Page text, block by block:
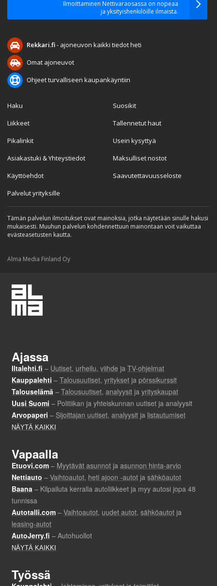
Ilmoittaminen Nettivaraosassa on nopeaa
ja yksityishenkilöille ilmaista.
Rekkari.fi- ajoneuvon kaikki tiedot heti
Omat ajoneuvot
Ohjeet turvalliseen kaupankäyntiin
Haku
Liikkeet
Pikalinkit
Asiakastuki & Yhteystiedot
Käyttöehdot
Palvelut yrityksille
Suosikit
Tallennetut haut
Usein kysyttyä
Maksulliset nostot
Saavutettavuusseloste
Tämän palvelun ilmoitukset ovat mainoksia, jotka näytetään sinulle hakusi
mukaisesti. Muuhun palvelun kohdennettuun mainontaan voit vaikuttaa
evästeasetusten kautta.
Alma Media Finland Oy